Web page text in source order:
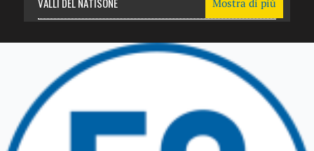
TRICESIMO
TARCENTO
GEMONA DEL FRIULI
Mostra di più